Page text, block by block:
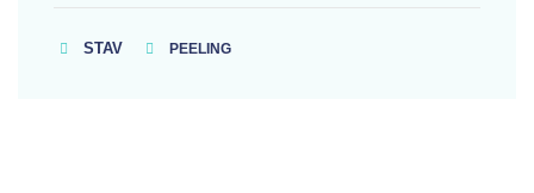
STAV PEELING